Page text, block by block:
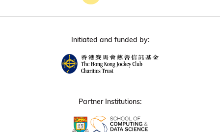
Initiated and funded by:
Partner Institutions: